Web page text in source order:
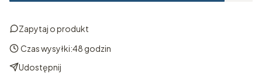
Zapytaj o produkt
Czas wysyłki:48 godzin
Udostępnij